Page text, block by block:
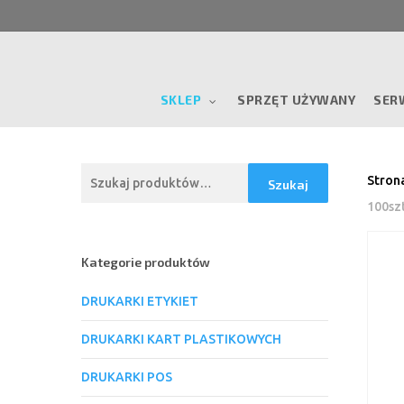
to
SKLEP SPRZĘT UŻYWANY
Szukaj
Kategorie produktów
DRUKARKI ETYKIET
DRUKARKI KART PLASTIKOWYCH
DRUKARKI POS